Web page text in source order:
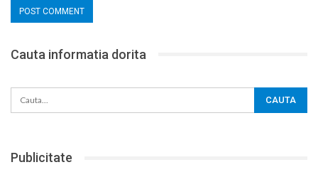
Cauta informatia dorita
Publicitate